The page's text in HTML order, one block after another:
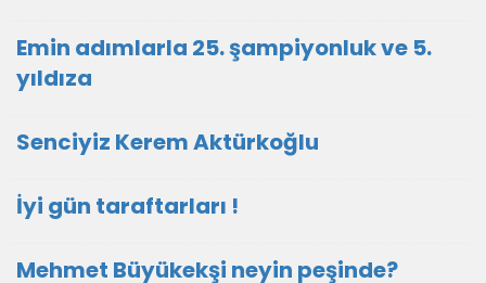
Emin adımlarla 25. şampiyonluk ve 5.
yıldıza
Senciyiz Kerem Aktürkoğlu
İyi gün taraftarları !
Mehmet Büyükekşi neyin peşinde?